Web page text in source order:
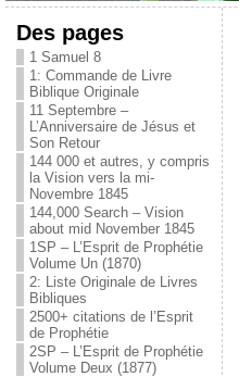
Des pages
1 Samuel 8
1: Commande de Livre
Biblique Originale
11 Septembre –
L’Anniversaire de Jésus et
Son Retour
144 000 et autres, y compris
la Vision vers la mi-
Novembre 1845
144,000 Search – Vision
about mid November 1845
1SP – L’Esprit de Prophétie
Volume Un (1870)
2: Liste Originale de Livres
Bibliques
2500+ citations de l’Esprit
de Prophétie
2SP – L’Esprit de Prophétie
Volume Deux (1877)